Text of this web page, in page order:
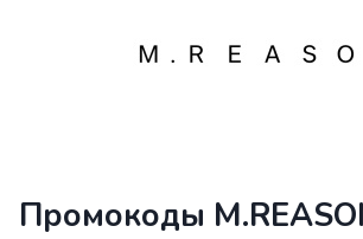
Промокоды